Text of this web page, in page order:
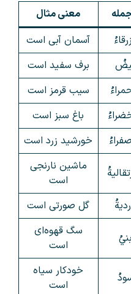
معنی مثال
آسمان آبی است
برف سفید است
سیب قرمز است
باغ سبز است
خورشید زرد است
ماشین نارنجی
است
گل صورتی است
سگ قهوه‌ای
است
خودکار سیاه
است